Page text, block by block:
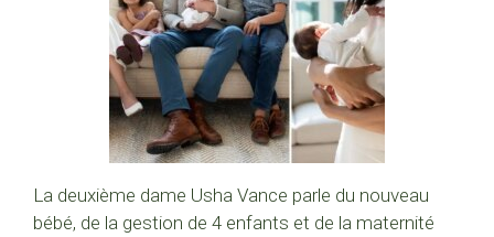
La deuxième dame Usha Vance parle du nouveau
bébé, de la gestion de 4 enfants et de la maternité